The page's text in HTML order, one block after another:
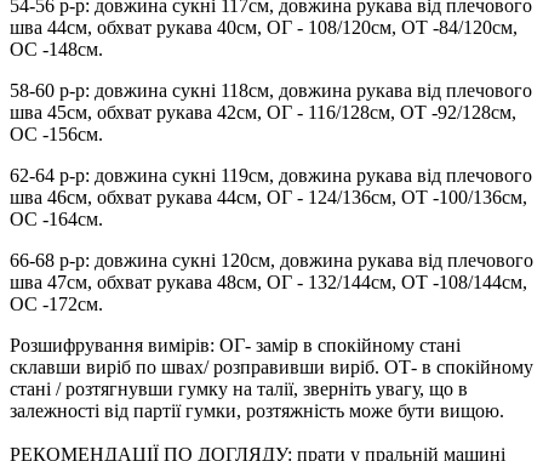
54-56 р-р: довжина сукні 117см, довжина рукава від плечового
шва 44см, обхват рукава 40см, ОГ - 108/120см, ОТ -84/120см,
OC -148см.
58-60 р-р: довжина сукні 118см, довжина рукава від плечового
шва 45см, обхват рукава 42см, ОГ - 116/128см, ОТ -92/128см,
OC -156см.
62-64 р-р: довжина сукні 119см, довжина рукава від плечового
шва 46см, обхват рукава 44см, ОГ - 124/136см, ОТ -100/136см,
OC -164см.
66-68 р-р: довжина сукні 120см, довжина рукава від плечового
шва 47см, обхват рукава 48см, ОГ - 132/144см, ОТ -108/144см,
OC -172см.
Розшифрування вимірів: ОГ- замір в спокійному стані
склавши виріб по швах/ розправивши виріб. ОТ- в спокійному
стані / розтягнувши гумку на талії, зверніть увагу, що в
залежності від партії гумки, розтяжність може бути вищою.
РЕКОМЕНДАЦІЇ ПО ДОГЛЯДУ: прати у пральній машині